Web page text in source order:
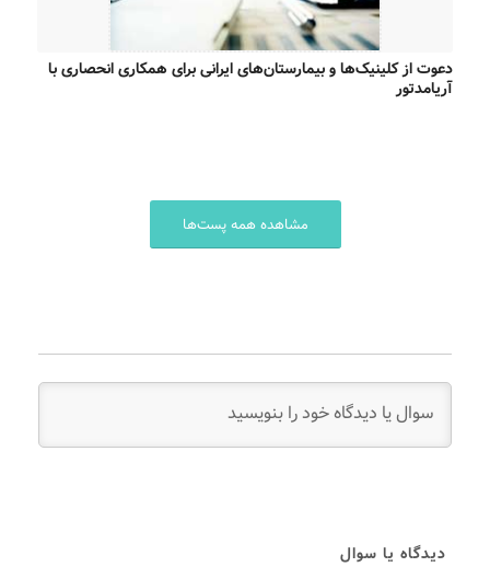
دعوت از کلینیک‌ها و بیمارستان‌های ایرانی برای همکاری انحصاری با
آریامدتور
مشاهده همه پست‌ها
دیدگاه یا سوال